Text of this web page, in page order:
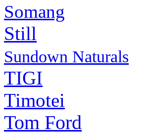
Somang
Still
Sundown Naturals
TIGI
Timotei
Tom Ford